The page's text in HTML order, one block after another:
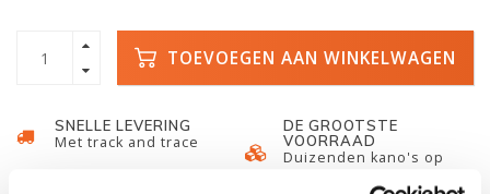
TOEVOEGEN AAN WINKELWAGEN
SNELLE LEVERING
Met track and trace
DE GROOTSTE
VOORRAAD
Duizenden kano's op